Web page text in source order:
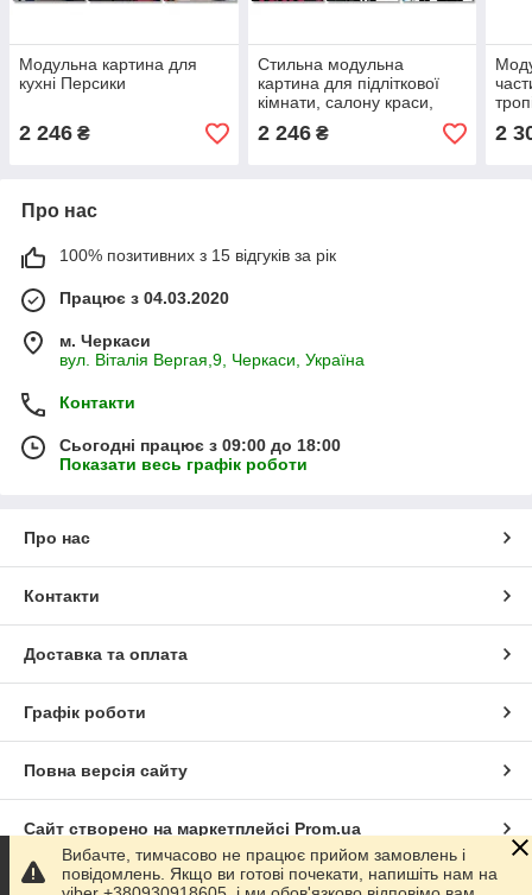
Модульна картина для
кухні Персики
2 246 ₴
Стильна модульна
картина для підліткової
кімнати, салону краси,
beauty студії Fashion Girl
2 246₴ 2
Про нас
100% позитивних з 15 відгуків за рік
Працює з 04.03.2020
м. Черкаси
вул. Віталія Вергая,9, Черкаси, Україна
Контакти
Сьогодні працює з 09:00 до 18:00
Показати весь графік роботи
Про нас
Контакти
Доставка та оплата
Графік роботи
Повна версія сайту
Сайт створено на маркетплейсі Prom.ua
Політика конфіденційності
Вибачте, тимчасово не працює прийом замовлень і
повідомлень. Якщо ви готові почекати, напишіть нам на